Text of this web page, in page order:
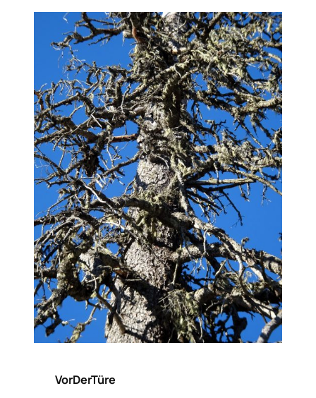
VorDerTüre